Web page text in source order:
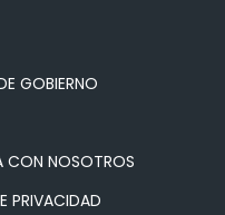
GOBIERNO
NOSOTROS
PRIVACIDAD